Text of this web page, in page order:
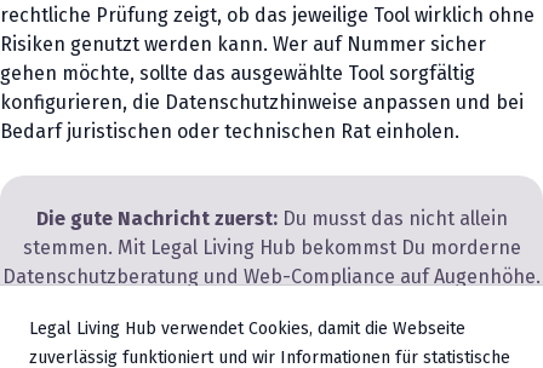
rechtliche Prüfung zeigt, ob das jeweilige Tool wirklich ohne
Risiken genutzt werden kann. Wer auf Nummer sicher
gehen möchte, sollte das ausgewählte Tool sorgfältig
konfigurieren, die Datenschutzhinweise anpassen und bei
Bedarf juristischen oder technischen Rat einholen.
Die gute Nachricht zuerst:Du musst das nicht allein
stemmen. Mit Legal Living Hub bekommst Du morderne
Datenschutzberatung und Web-Compliance auf Augenhöhe.
kostenlose 30-minütige Erstberatung sichern
Legal Living Hub verwendet Cookies, damit die Webseite
zuverlässig funktioniert und wir Informationen für statistische